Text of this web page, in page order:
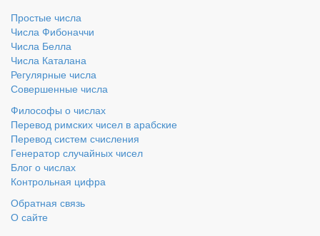
Простые числа
Числа Фибоначчи
Числа Белла
Числа Каталана
Регулярные числа
Совершенные числа
Философы о числах
Перевод римских чисел в арабские
Перевод систем счисления
Генератор случайных чисел
Блог о числах
Контрольная цифра
Обратная связь
О сайте